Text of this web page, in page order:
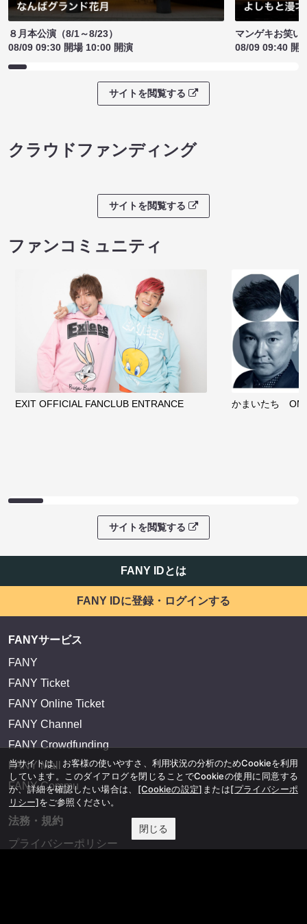
８月本公演（8/1～8/23）
08/09 09:30 開場 10:00 開演
マンゲキお笑い
08/09 09:40 開
サイトを閲覧する
クラウドファンディング
サイトを閲覧する
ファンコミュニティ
EXIT OFFICIAL FANCLUB ENTRANCE かまいたち
サイトを閲覧する
FANY IDとは
FANY IDに登録・ログインする
FANYサービス
FANY
FANY Ticket
FANY Online Ticket
FANY Channel
FANY Crowdfunding
FANY Mall
FANY Commu
法務・規約
プライバシーポリシー
当サイトは、お客様の使いやすさ、利用状況の分析のためCookieを利用
しています。このダイアログを閉じることでCookieの使用に同意する
か、詳細を確認したい場合は、 [Cookieの設定] または[プライバシーポ
リシー]をご参照ください。
閉じる